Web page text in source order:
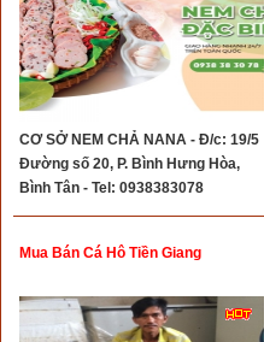
CƠ SỞ NEM CHẢ NANA - Đ/c: 19/5
Đường số 20, P. Bình Hưng Hòa,
Bình Tân - Tel: 0938383078
Mua Bán Cá Hô Tiền Giang